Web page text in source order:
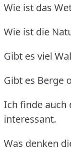
Wie ist das
Wie ist die
Gibt es viel
Gibt es Berge
Ich finde auch
interessant.
Was denken